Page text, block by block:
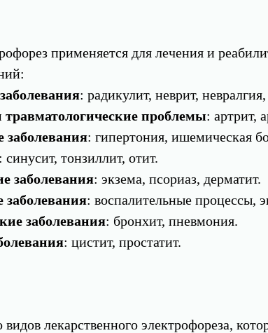
применяется для лечения и
: радикулит, неврит,
травматологические проблемы: артрит,
заболевания: гипертония, ишемическая
: синусит, тонзиллит, отит.
заболевания: экзема, псориаз, дерматит.
заболевания: воспалительные процессы,
заболевания: бронхит, пневмония.
: цистит, простатит.
лекарственного электрофореза,